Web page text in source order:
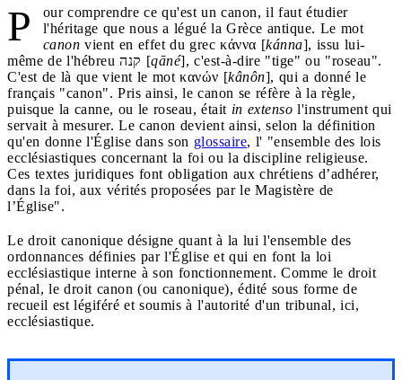
P
our comprendre ce qu'est un canon, il faut étudier
l'héritage que nous a légué la Grèce antique. Le mot
canon vient en effet du grec κάννα [kánna], issu lui-
même de l'hébreu קנה [qāné], c'est-à-dire "tige" ou "roseau".
C'est de là que vient le mot κανών [kânôn], qui a donné le
français "canon". Pris ainsi, le canon se réfère à la règle,
puisque la canne, ou le roseau, était in extenso l'instrument qui
servait à mesurer. Le canon devient ainsi, selon la définition
qu'en donne l'Église dans son glossaire, l' "ensemble des lois
ecclésiastiques concernant la foi ou la discipline religieuse.
Ces textes juridiques font obligation aux chrétiens d’adhérer,
dans la foi, aux vérités proposées par le Magistère de
l’Église".
Le droit canonique désigne quant à la lui l'ensemble des
ordonnances définies par l'Église et qui en font la loi
ecclésiastique interne à son fonctionnement. Comme le droit
pénal, le droit canon (ou canonique), édité sous forme de
recueil est légiféré et soumis à l'autorité d'un tribunal, ici,
ecclésiastique.